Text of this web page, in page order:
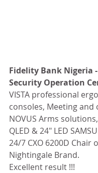
Fidelity Bank Nigeria
Security Operation
VISTA professional
consoles, Meeting and
NOVUS Arms
QLED & 24" LED
24/7 CXO 6200D Chair
Nightingale Brand.
Excellent result !!!